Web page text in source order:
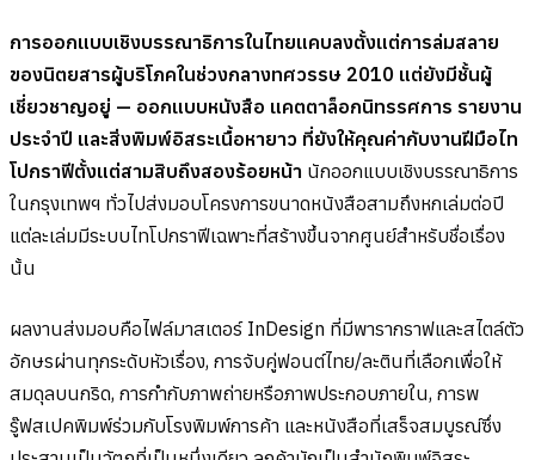
การออกแบบเชิงบรรณาธิการในไทยแคบลงตั้งแต่การล่มสลาย
ของนิตยสารผู้บริโภคในช่วงกลางทศวรรษ 2010 แต่ยังมีชั้นผู้
เชี่ยวชาญอยู่ — ออกแบบหนังสือ แคตตาล็อกนิทรรศการ รายงาน
ประจำปี และสิ่งพิมพ์อิสระเนื้อหายาว ที่ยังให้คุณค่ากับงานฝีมือไท
โปกราฟีตั้งแต่สามสิบถึงสองร้อยหน้า นักออกแบบเชิงบรรณาธิการ
ในกรุงเทพฯ ทั่วไปส่งมอบโครงการขนาดหนังสือสามถึงหกเล่มต่อปี
แต่ละเล่มมีระบบไทโปกราฟีเฉพาะที่สร้างขึ้นจากศูนย์สำหรับชื่อเรื่อง
นั้น
ผลงานส่งมอบคือไฟล์มาสเตอร์ InDesign ที่มีพารากราฟและสไตล์ตัว
อักษรผ่านทุกระดับหัวเรื่อง, การจับคู่ฟอนต์ไทย/ละตินที่เลือกเพื่อให้
สมดุลบนกริด, การกำกับภาพถ่ายหรือภาพประกอบภายใน, การพ
รู๊ฟสเปคพิมพ์ร่วมกับโรงพิมพ์การค้า และหนังสือที่เสร็จสมบูรณ์ซึ่ง